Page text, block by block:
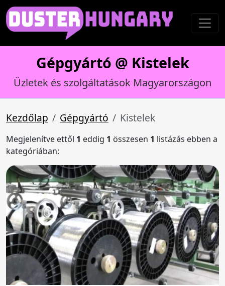
Gépgyártó @ Kistelek
Üzletek és szolgáltatások Magyarországon
Kezdőlap Gépgyártó Kistelek
Megjelenítve ettől 1 eddig 1 összesen 1 listázás ebben a
kategóriában: